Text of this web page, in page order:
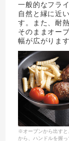
一般的なフラ
自然と縁に近
す。また、耐
そのままオー
幅が広がります
※オーブンから出すと
から、ハンドルを握っ